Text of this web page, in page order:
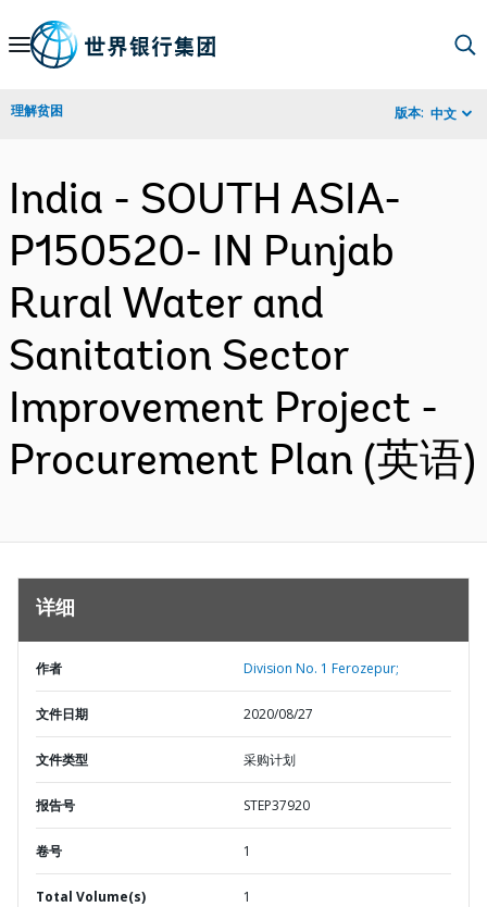
Skip
Navigation
理解贫困 版本: 中文
India - SOUTH ASIA-
P150520- IN Punjab
Rural Water and
Sanitation Sector
Improvement Project -
Procurement Plan (英语)
详细
作者 Division No. 1 Ferozepur;
文件日期 2020/08/27
文件类型 采购计划
报告号 STEP37920
卷号 1
Total Volume(s) 1